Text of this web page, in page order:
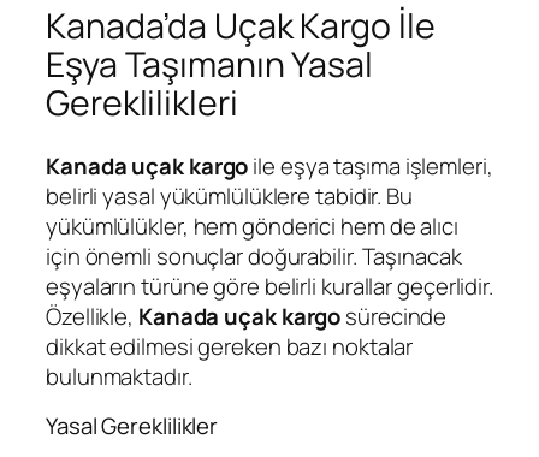
Kanada’da Uçak Kargo İle
Eşya Taşımanın Yasal
Gereklilikleri
Kanada uçak kargoile eşya taşıma işlemleri,
belirli yasal yükümlülüklere tabidir. Bu
yükümlülükler, hem gönderici hem de alıcı
için önemli sonuçlar doğurabilir. Taşınacak
eşyaların türüne göre belirli kurallar geçerlidir.
Özellikle, Kanada uçak kargosürecinde
dikkat edilmesi gereken bazı noktalar
bulunmaktadır.
Yasal Gereklilikler